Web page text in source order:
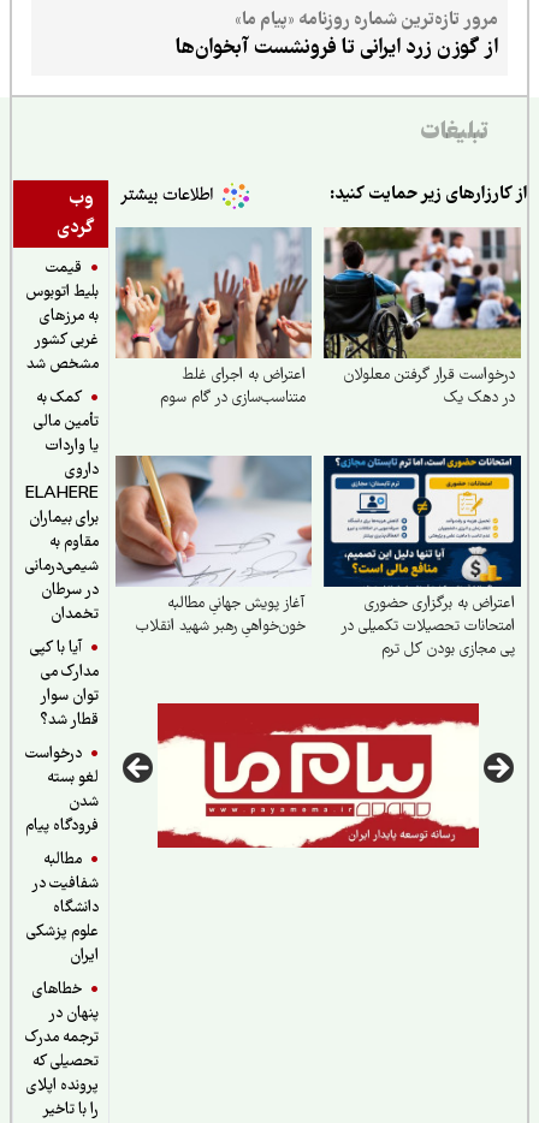
مرور تازه‌ترین شماره روزنامه «پیام ما»
از گوزن زرد ایرانی تا فرونشست آبخوان‌ها
تبلیغات
وب
گردی
قیمت
بلیط اتوبوس
به مرزهای
غربی کشور
مشخص شد
کمک به
تأمین مالی
یا واردات
داروی
ELAHERE
برای بیماران
مقاوم به
شیمی‌درمانی
در سرطان
تخمدان
آیا با کپی
مدارک می
توان سوار
قطار شد؟
درخواست
لغو بسته
فرودگاه پیام
مطالبه
شفافیت در
دانشگاه
علوم پزشکی
خطاهای
پنهان در
ترجمه مدرک
تحصیلی که
پرونده اپلای
را با تاخیر
زیر حمایت کنید:
قرار گرفتن معلولان
دهک یک
اعتراض به اجرای غلط
متناسب‌سازی در گام سوم
به برگزاری حضوری
تحصیلات تکمیلی در
مجازی بودن کل ترم
آغاز پویش جهانیِ مطالبه
خون‌خواهیِ رهبر شهید انقلاب